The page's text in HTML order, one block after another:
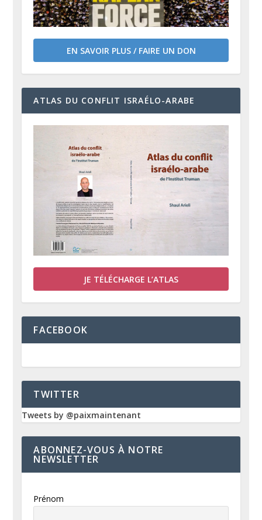
EN SAVOIR PLUS / FAIRE UN DON
ATLAS DU CONFLIT ISRAÉLO-ARABE
JE TÉLÉCHARGE L’ATLAS
FACEBOOK
TWITTER
Tweets by @paixmaintenant
ABONNEZ-VOUS À NOTRE
NEWSLETTER
Prénom